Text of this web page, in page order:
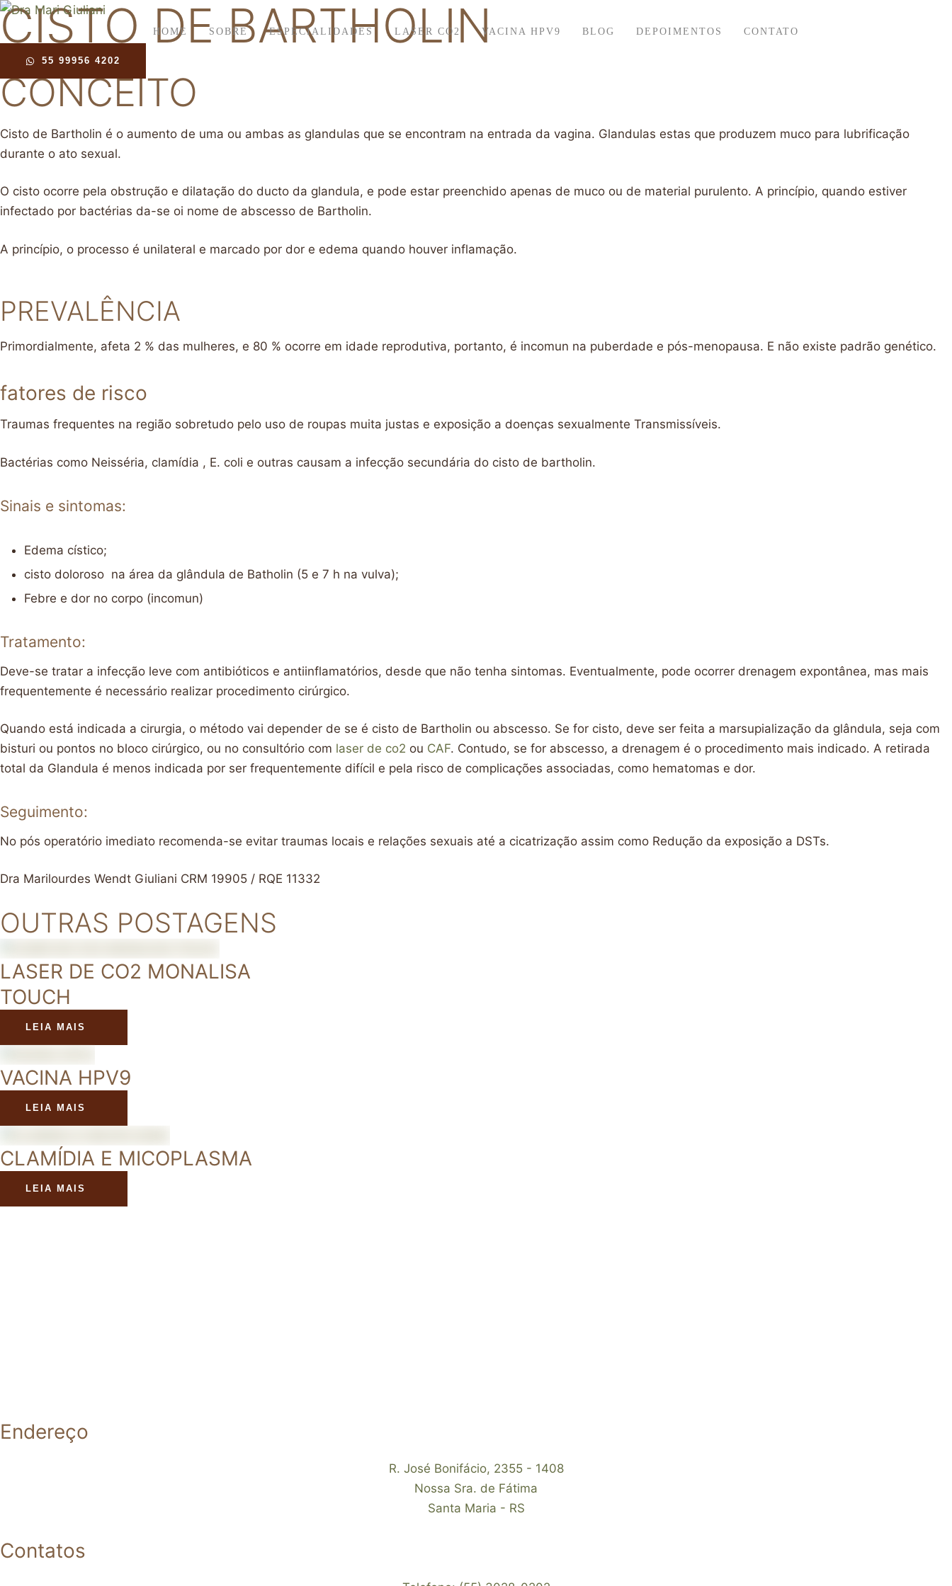
HOME SOBRE ESPECIALIDADES LASER CO2 VACINA HPV9 BLOG DEPOIMENTOS CONTATO
55 99956 4202
CISTO DE BARTHOLIN
CONCEITO
Cisto de Bartholin é o aumento de uma ou ambas as glandulas que se encontram na entrada da vagina. Glandulas estas que produzem muco para lubrificação
durante o ato sexual.
O cisto ocorre pela obstrução e dilatação do ducto da glandula, e pode estar preenchido apenas de muco ou de material purulento. A princípio, quando estiver
infectado por bactérias da-se oi nome de abscesso de Bartholin.
A princípio, o processo é unilateral e marcado por dor e edema quando houver inflamação.
PREVALÊNCIA
Primordialmente, afeta 2 % das mulheres, e 80 % ocorre em idade reprodutiva, portanto, é incomun na puberdade e pós-menopausa. E não existe padrão genético.
fatores de risco
Traumas frequentes na região sobretudo pelo uso de roupas muita justas e exposição a doenças sexualmente Transmissíveis.
Bactérias como Neisséria, clamídia , E. coli e outras causam a infecção secundária do cisto de bartholin.
Sinais e sintomas:
Edema cístico;
cisto doloroso na área da glândula de Batholin (5 e 7 h na vulva);
Febre e dor no corpo (incomun)
Tratamento:
Deve-se tratar a infecção leve com antibióticos e antiinflamatórios, desde que não tenha sintomas. Eventualmente, pode ocorrer drenagem expontânea, mas mais
frequentemente é necessário realizar procedimento cirúrgico.
Quando está indicada a cirurgia, o método vai depender de se é cisto de Bartholin ou abscesso. Se for cisto, deve ser feita a marsupialização da glândula, seja com
bisturi ou pontos no bloco cirúrgico, ou no consultório com laser de co2 ou CAF. Contudo, se for abscesso, a drenagem é o procedimento mais indicado. A retirada
total da Glandula é menos indicada por ser frequentemente difícil e pela risco de complicações associadas, como hematomas e dor.
Seguimento:
No pós operatório imediato recomenda-se evitar traumas locais e relações sexuais até a cicatrização assim como Redução da exposição a DSTs.
Dra Marilourdes Wendt Giuliani CRM 19905 / RQE 11332
OUTRAS POSTAGENS
LASER DE CO2 MONALISA
TOUCH
LEIA MAIS
VACINA HPV9
LEIA MAIS
CLAMÍDIA E MICOPLASMA
LEIA MAIS
Endereço
R. José Bonifácio, 2355 - 1408
Nossa Sra. de Fátima
Santa Maria - RS
Contatos